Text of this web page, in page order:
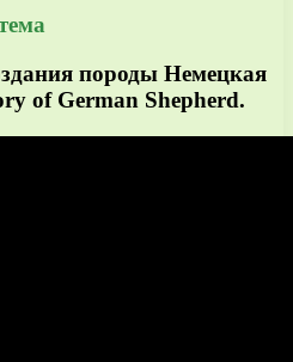
породы Немецкая
of German Shepherd.